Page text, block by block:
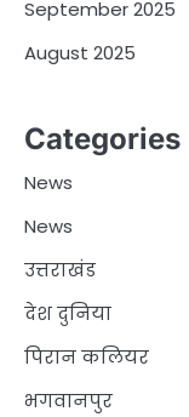
September 2025
August 2025
Categories
News
News
उत्तराखंड
देश दुनिया
पिरान कलियर
भगवानपुर